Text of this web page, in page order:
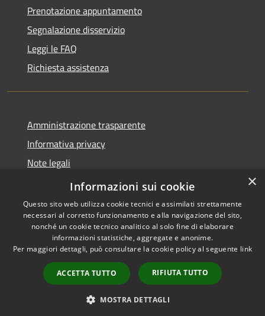
Prenotazione appuntamento
Segnalazione disservizio
Leggi le FAQ
Richiesta assistenza
Amministrazione trasparente
Informativa privacy
Note legali
Dichiarazione di accessibilità
Accessibilità
Copyright © 2026 • Comune di
Santo Stefano del Sole •
Powered byMunicipium
Accesso redazione
×
Informazioni sui cookie
Questo sito web utilizza cookie tecnici e assimilati strettamente
necessari al corretto funzionamento e alla navigazione del sito,
nonché un cookie tecnico analitico al solo fine di elaborare
informazioni statistiche, aggregate e anonime.
Per maggiori dettagli, può consultare la cookie policy al seguente link
ACCETTA TUTTO RIFIUTA TUTTO
MOSTRA DETTAGLI